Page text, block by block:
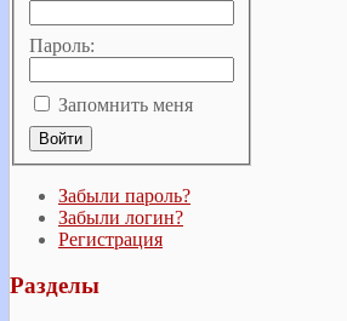
Пароль:
Запомнить меня
Забыли пароль?
Забыли логин?
Регистрация
Разделы